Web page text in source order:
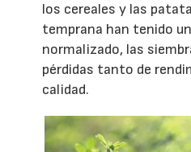
los cereales y las
temprana han tenido
normalizado, las
pérdidas tanto de
calidad.